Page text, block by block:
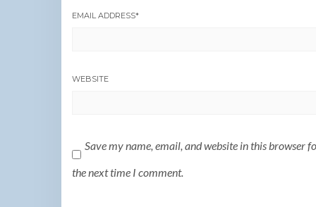
EMAIL ADDRESS*
WEBSITE
Save my name, email, and website in this browser
the next time I comment.